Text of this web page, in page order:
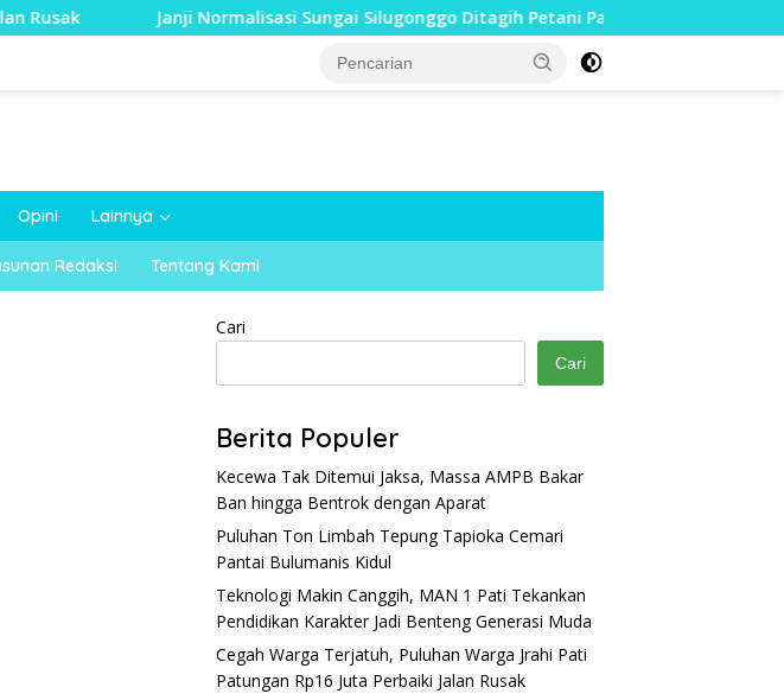
Normalisasi Sungai Silugonggo Ditagih Petani Pati, 10 Tahun Tak Kunjung Dikeruk
Opini Lainnya
Redaksi Tentang Kami
Cari
Cari
Berita Populer
Kecewa Tak Ditemui Jaksa, Massa AMPB Bakar
Ban hingga Bentrok dengan Aparat
Puluhan Ton Limbah Tepung Tapioka Cemari
Pantai Bulumanis Kidul
Teknologi Makin Canggih, MAN 1 Pati Tekankan
Pendidikan Karakter Jadi Benteng Generasi Muda
Cegah Warga Terjatuh, Puluhan Warga Jrahi Pati
Patungan Rp16 Juta Perbaiki Jalan Rusak